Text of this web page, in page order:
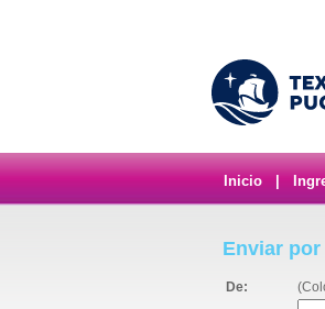
Inicio
Enviar
De: